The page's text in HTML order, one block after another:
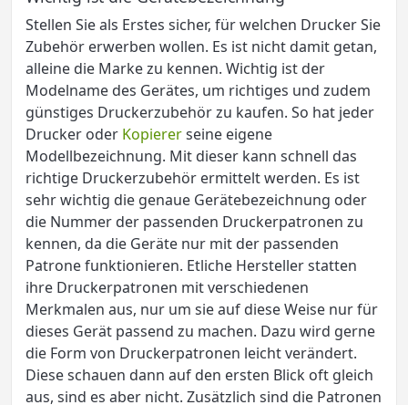
Stellen Sie als Erstes sicher, für welchen Drucker Sie
Zubehör erwerben wollen. Es ist nicht damit getan,
alleine die Marke zu kennen. Wichtig ist der
Modelname des Gerätes, um richtiges und zudem
günstiges Druckerzubehör zu kaufen. So hat jeder
Drucker oder Kopiererseine eigene
Modellbezeichnung. Mit dieser kann schnell das
richtige Druckerzubehör ermittelt werden. Es ist
sehr wichtig die genaue Gerätebezeichnung oder
die Nummer der passenden Druckerpatronen zu
kennen, da die Geräte nur mit der passenden
Patrone funktionieren. Etliche Hersteller statten
ihre Druckerpatronen mit verschiedenen
Merkmalen aus, nur um sie auf diese Weise nur für
dieses Gerät passend zu machen. Dazu wird gerne
die Form von Druckerpatronen leicht verändert.
Diese schauen dann auf den ersten Blick oft gleich
aus, sind es aber nicht. Zusätzlich sind die Patronen